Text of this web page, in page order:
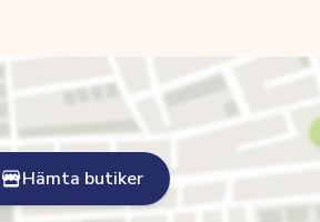
Hämta butiker